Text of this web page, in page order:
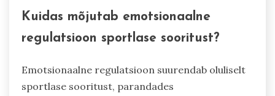
Kuidas mõjutab emotsionaalne
regulatsioon sportlase sooritust?
Emotsionaalne regulatsioon suurendab oluliselt
sportlase sooritust, parandades